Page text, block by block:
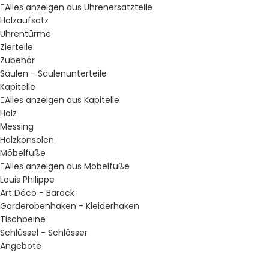
Alles anzeigen aus Uhrenersatzteile
Holzaufsatz
Uhrentürme
Zierteile
Zubehör
Säulen - Säulenunterteile
Kapitelle
Alles anzeigen aus Kapitelle
Holz
Messing
Holzkonsolen
Möbelfüße
Alles anzeigen aus Möbelfüße
Louis Philippe
Art Déco - Barock
Garderobenhaken - Kleiderhaken
Tischbeine
Schlüssel - Schlösser
Angebote